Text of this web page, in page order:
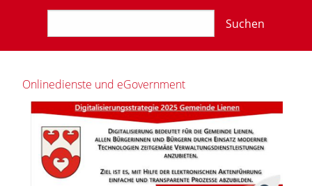
Suchen
Onlinedienste und eGovernment